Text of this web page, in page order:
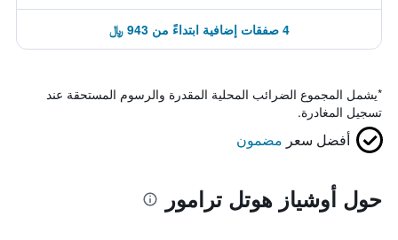
4 صفقات إضافية ابتداءً من 943 ﷼
*يشمل المجموع الضرائب المحلية المقدرة والرسوم المستحقة عند
تسجيل المغادرة.
أفضل سعر مضمون
حول أوشياز هوتل ترامور